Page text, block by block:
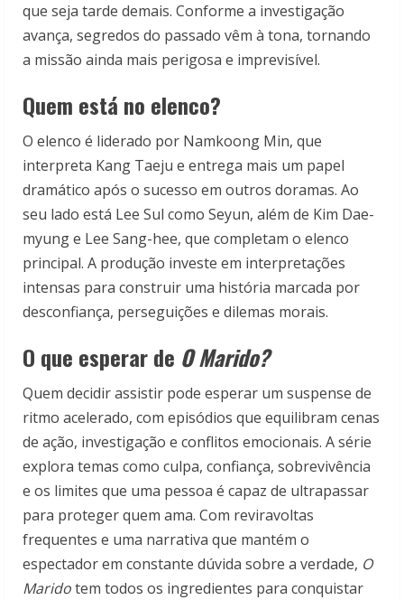
que seja tarde demais. Conforme a investigação
avança, segredos do passado vêm à tona, tornando
a missão ainda mais perigosa e imprevisível.
Quem está no elenco?
O elenco é liderado por Namkoong Min, que
interpreta Kang Taeju e entrega mais um papel
dramático após o sucesso em outros doramas. Ao
seu lado está Lee Sul como Seyun, além de Kim Dae-
myung e Lee Sang-hee, que completam o elenco
principal. A produção investe em interpretações
intensas para construir uma história marcada por
desconfiança, perseguições e dilemas morais.
O que esperar de O Marido?
Quem decidir assistir pode esperar um suspense de
ritmo acelerado, com episódios que equilibram cenas
de ação, investigação e conflitos emocionais. A série
explora temas como culpa, confiança, sobrevivência
e os limites que uma pessoa é capaz de ultrapassar
para proteger quem ama. Com reviravoltas
frequentes e uma narrativa que mantém o
espectador em constante dúvida sobre a verdade, O
Maridotem todos os ingredientes para conquistar